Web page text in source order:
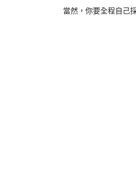
當然，你要全程自己